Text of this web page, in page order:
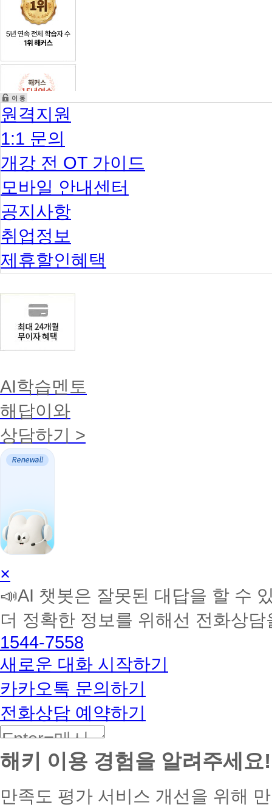
원격지원
1:1 문의
개강 전 OT 가이드
모바일 안내센터
공지사항
취업정보
제휴할인혜택
AI학습멘토
해답이와
상담하기 >
AI
학
습
토
커
BETA
×
📣AI 챗봇은 잘못된 대답을 할 수
더 정확한 정보를 위해선 전화상
1544-7558
새로운 대화 시작하기
카카오톡 문의하기
전화상담 예약하기
해키 이용 경험을 알려주세요!
만족도 평가 서비스 개선을 위해